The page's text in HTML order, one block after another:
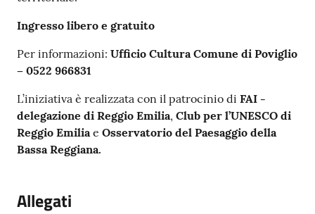
Ingresso libero e gratuito
Per informazioni: Ufficio Cultura Comune di Poviglio
– 0522 966831
L’iniziativa è realizzata con il patrocinio di FAI -
delegazione di Reggio Emilia, Club per l’UNESCO di
Reggio Emilia e Osservatorio del Paesaggio della
Bassa Reggiana.
Allegati